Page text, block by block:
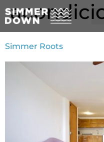
Simmer Roots